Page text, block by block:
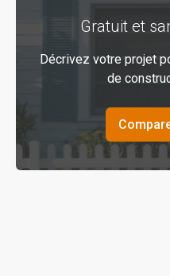
Gratuit et
Décrivez votre projet
de